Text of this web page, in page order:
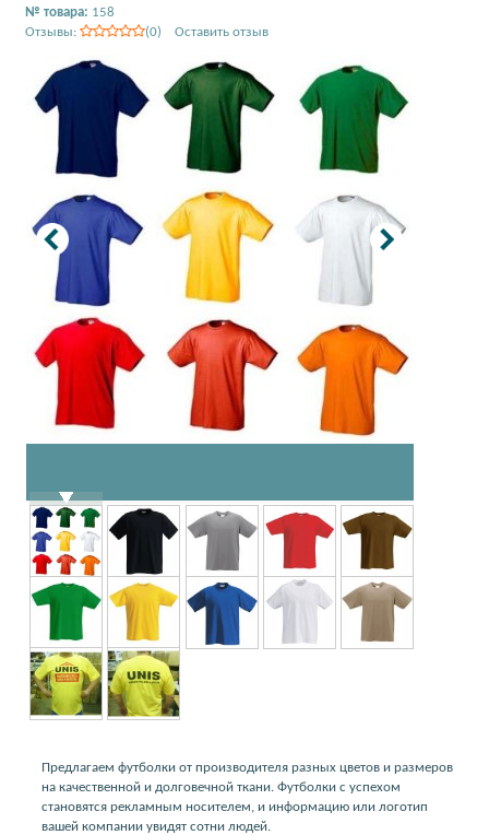
№ товара: 158
Отзывы:
(0) Оставить отзыв
Предлагаем футболки от производителя разных цветов и размеров
на качественной и долговечной ткани. Футболки с успехом
становятся рекламным носителем, и информацию или логотип
вашей компании увидят сотни людей.